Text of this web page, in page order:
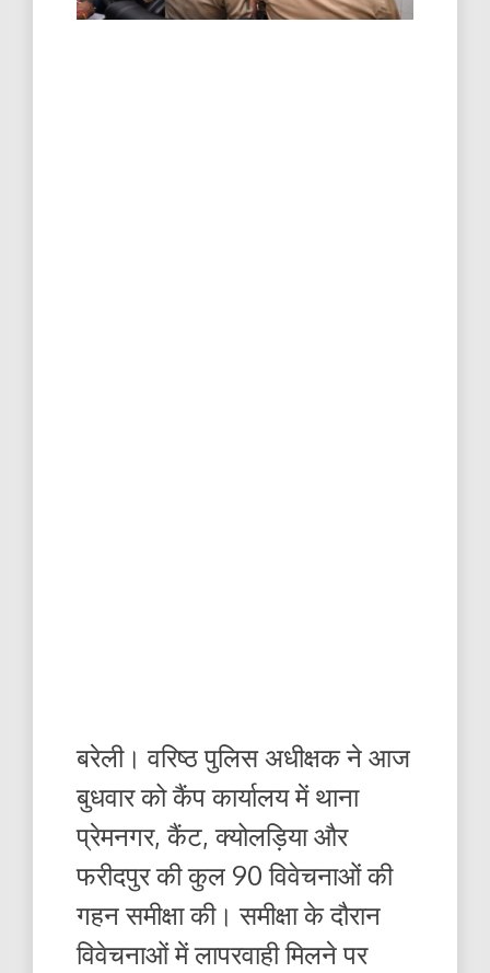
बरेली। वरिष्ठ पुलिस अधीक्षक ने आज
बुधवार को कैंप कार्यालय में थाना
प्रेमनगर, कैंट, क्योलड़िया और
फरीदपुर की कुल 90 विवेचनाओं की
गहन समीक्षा की। समीक्षा के दौरान
विवेचनाओं में लापरवाही मिलने पर